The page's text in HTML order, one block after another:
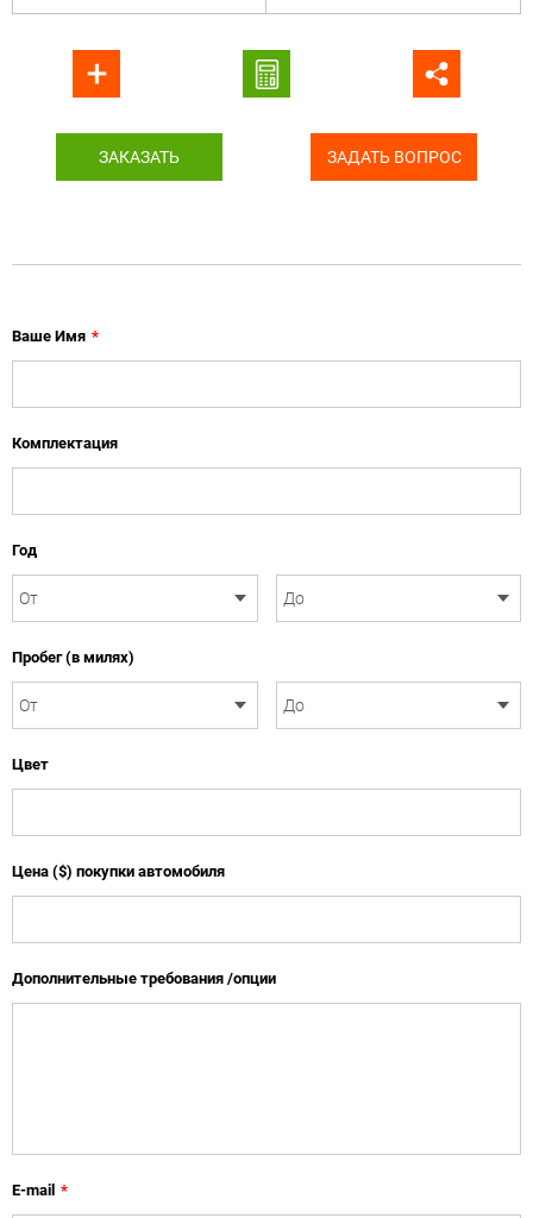
ЗАКАЗАТЬ ЗАДАТЬ ВОПРОС
Ваше Имя *
Комплектация
Год
Пробег (в милях)
Цвет
Цена ($) покупки автомобиля
Дополнительные требования /опции
E-mail *